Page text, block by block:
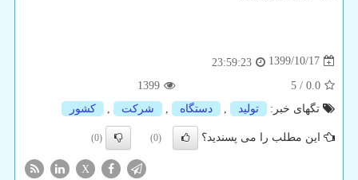
1399/10/17
23:59:23
0.0
/
5
1399
تگهای خبر:
تولید دستگاه شركت كشور
این مطلب را می پسندید؟ (0)
(0)
X